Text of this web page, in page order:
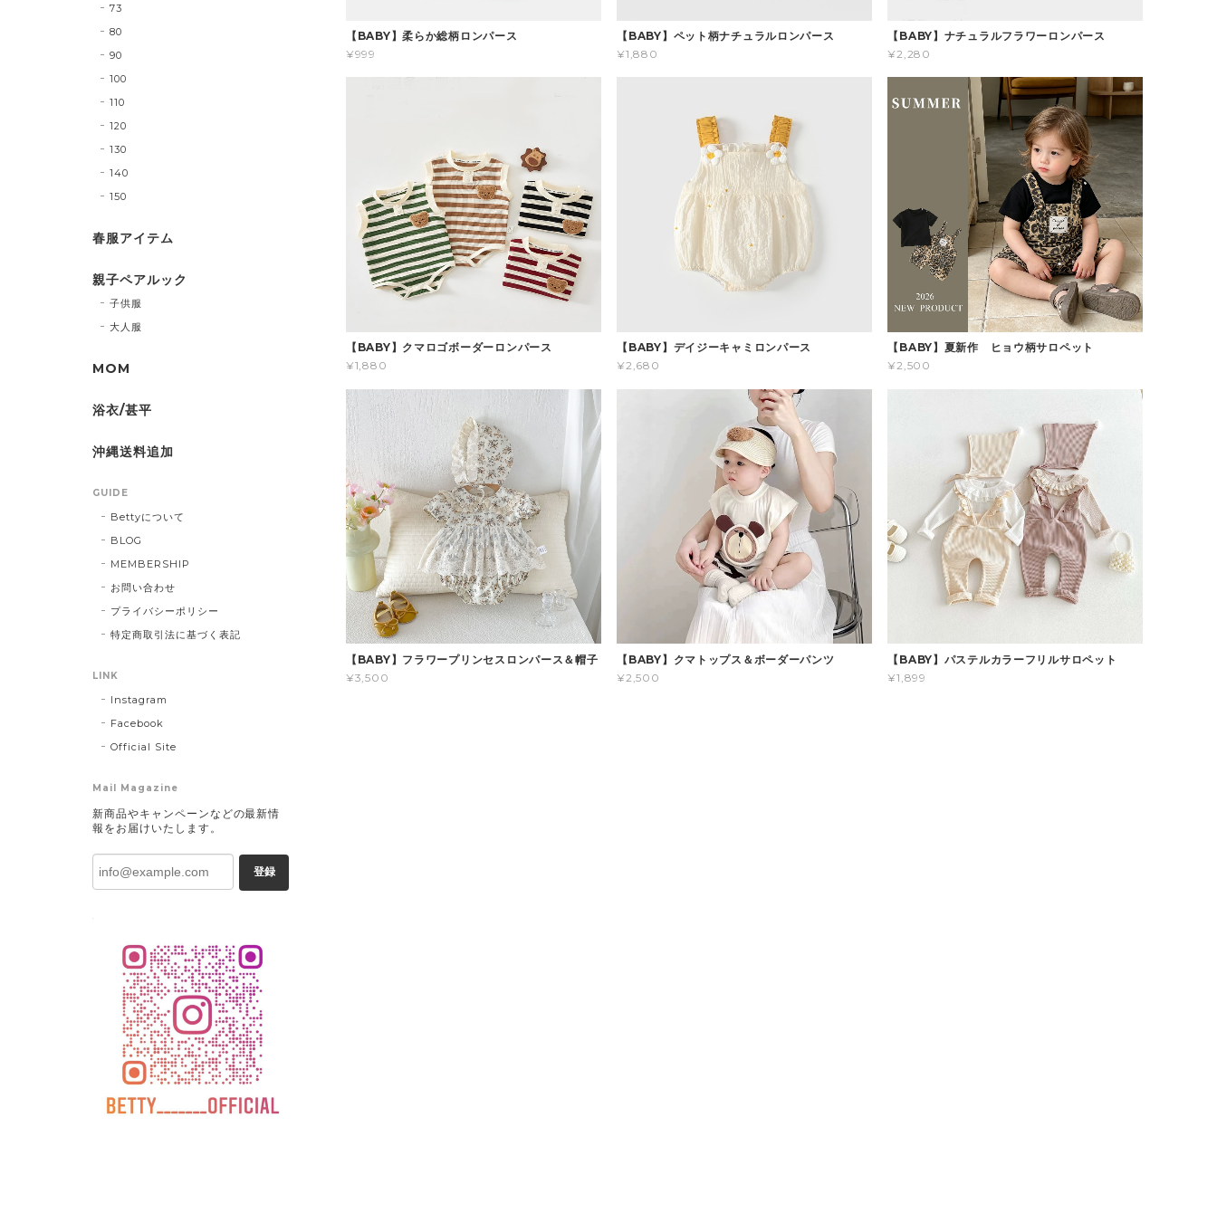
【BABY】柔らか総柄ロンパース
¥999
【BABY】ペット柄ナチュラルロンパース
¥1,880
【BABY】ナチュラルフラワーロンパース
¥2,280
【BABY】クマロゴボーダーロンパース
¥1,880
【BABY】デイジーキャミロンパース
¥2,680
【BABY】夏新作 ヒョウ柄サロペット
¥2,500
【BABY】フラワープリンセスロンパース＆帽子
¥3,500
【BABY】クマトップス＆ボーダーパンツ
¥2,500
【BABY】パステルカラーフリルサロペット
¥1,899
73
80
90
100
110
120
130
140
150
春服アイテム
親子ペアルック
子供服
大人服
MOM
浴衣/甚平
沖縄送料追加
GUIDE
Bettyについて
BLOG
MEMBERSHIP
お問い合わせ
プライバシーポリシー
特定商取引法に基づく表記
LINK
Instagram
Facebook
Official Site
Mail Magazine
新商品やキャンペーンなどの最新情
報をお届けいたします。
登録